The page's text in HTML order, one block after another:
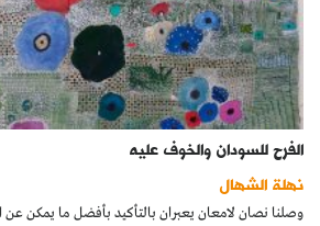
الفرح للسودان والخوف عليه
نهلة الشهال
وصلنا نصان لامعان يعبران بالتأكيد بأفضل ما يمكن عن